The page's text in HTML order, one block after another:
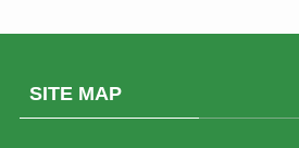
SITE MAP